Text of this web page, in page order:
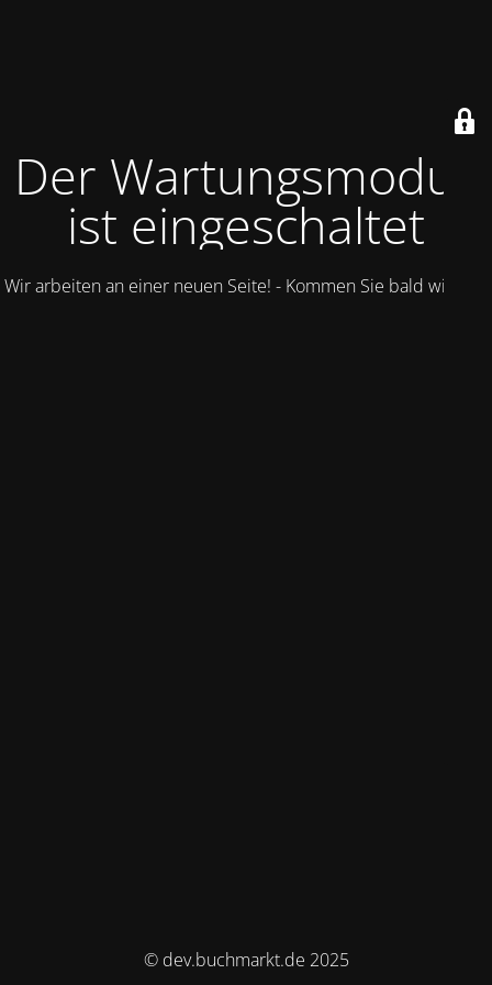
Der Wartungsmodus
ist eingeschaltet
Wir arbeiten an einer neuen Seite! - Kommen Sie bald wieder.
© dev.buchmarkt.de 2025